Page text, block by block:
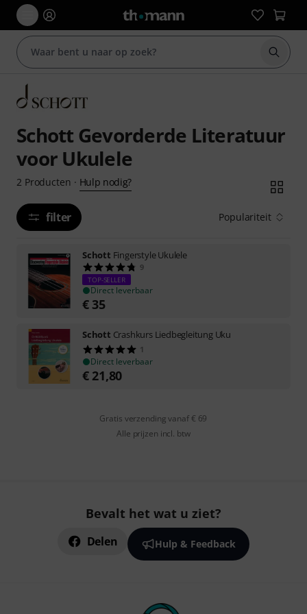
Zoek
Schott Gevorderde Literatuur
voor Ukulele
2 Producten · Hulp nodig?
filter Populariteit
Schott Fingerstyle Ukulele
9
TOP-SELLER
Direct leverbaar
€ 35
Schott Crashkurs Liedbegleitung Uku
1
Direct leverbaar
€ 21,80
Gratis verzending vanaf € 69
Alle prijzen incl. btw
Bevalt het wat u ziet?
Delen Hulp & Feedback